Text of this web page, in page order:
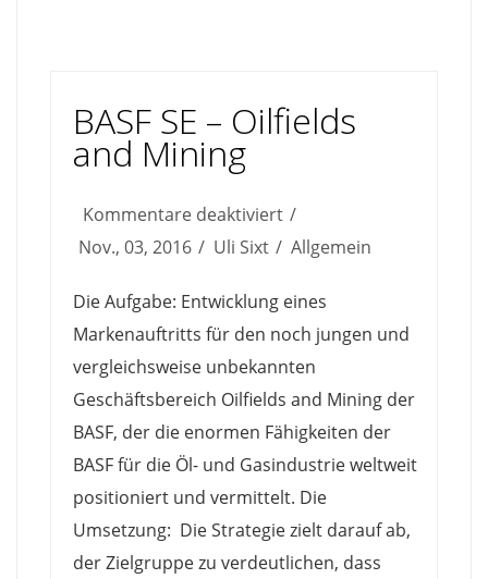
BASF SE – Oilfields
and Mining
Kommentare deaktiviertfür
BASF
–
Oilfields
and
Mining
Nov., 03, 2016 Uli Sixt Allgemein
Die Aufgabe: Entwicklung eines
Markenauftritts für den noch jungen und
vergleichsweise unbekannten
Geschäftsbereich Oilfields and Mining der
BASF, der die enormen Fähigkeiten der
BASF für die Öl- und Gasindustrie weltweit
positioniert und vermittelt. Die
Umsetzung: Die Strategie zielt darauf ab,
der Zielgruppe zu verdeutlichen, dass